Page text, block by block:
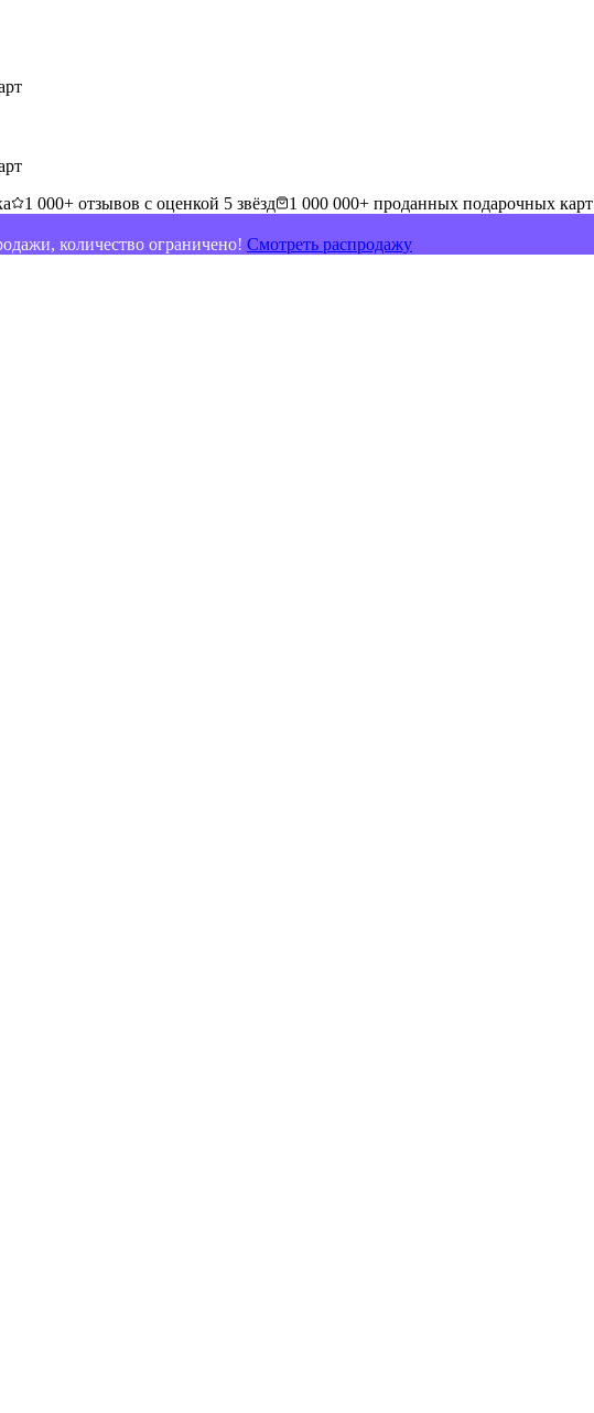
1 000+ отзывов с оценкой 5 звёзд 1 000 000+ проданных подарочных карт
количество ограничено! Смотреть распродажу